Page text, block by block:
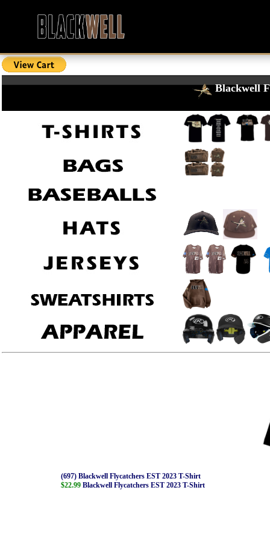
Blackwell
(697) Blackwell Flycatchers EST 2023 T-Shirt
$22.99 Blackwell Flycatchers EST 2023 T-Shirt